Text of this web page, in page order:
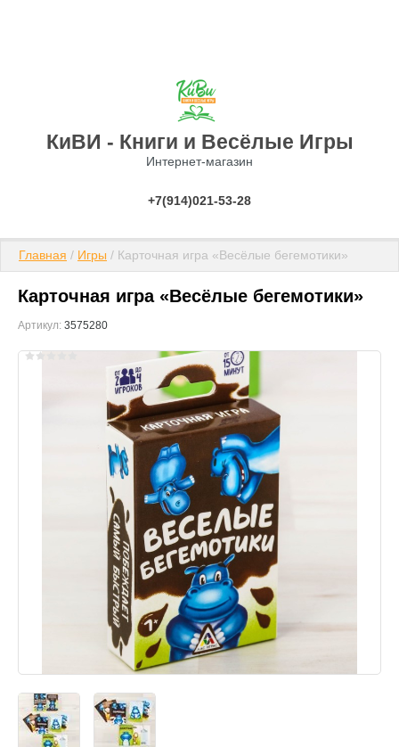
КиВИ - Книги и Весёлые Игры
Интернет-магазин
+7(914)021-53-28
Главная / Игры / Карточная игра «Весёлые бегемотики»
Карточная игра «Весёлые бегемотики»
Артикул: 3575280